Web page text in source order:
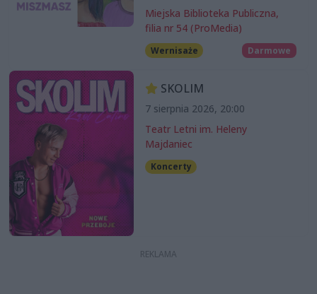
Miejska Biblioteka Publiczna,
filia nr 54 (ProMedia)
Wernisaże Darmowe
SKOLIM
7 sierpnia 2026, 20:00
Teatr Letni im. Heleny
Majdaniec
Koncerty